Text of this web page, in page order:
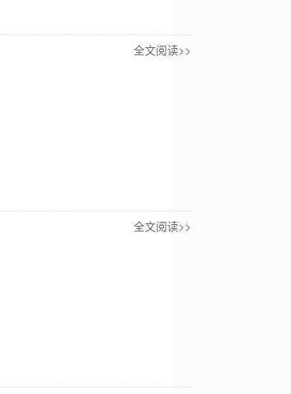
全文阅读>>
全文阅读>>